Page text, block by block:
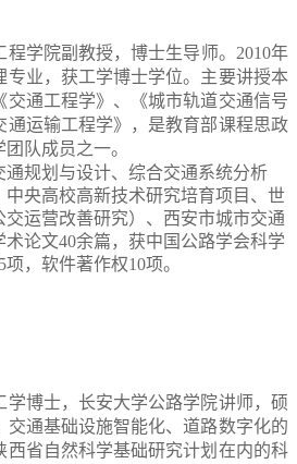
学院副教授，博士生导师。 2010年
业，获工学博士学位。主要讲授本
通工程学》、《城市轨道交通信号
运输工程学》，是教育部课程思政
队成员之一。
规划与设计、综合交通系统分析
央高校高新技术研究培育项目、世
运营改善研究）、西安市城市交通
术论文40余篇，获中国公路学会科学
5项，软件著作权10项。
学博士，长安大学公路学院讲师，硕
通基础设施智能化、道路数字化的
省自然科学基础研究计划在内的科